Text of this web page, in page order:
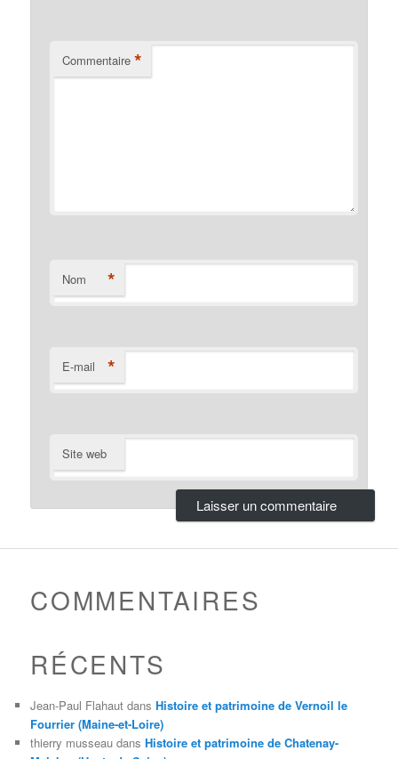
Commentaire *
Nom *
E-mail *
Site web
COMMENTAIRES
RÉCENTS
Jean-Paul Flahaut dansHistoire et patrimoine de Vernoil le
Fourrier (Maine-et-Loire)
thierry musseau dansHistoire et patrimoine de Chatenay-